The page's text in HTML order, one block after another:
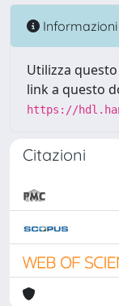
Informazioni
Utilizza
link a questo
https://
Citazioni